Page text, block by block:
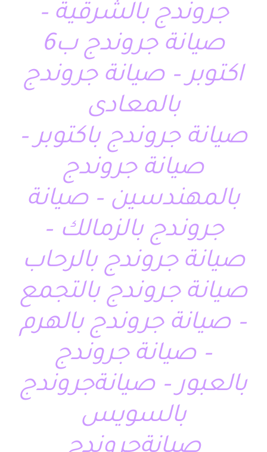
جروندج بالشرقية –
صيانة جروندج ب6
اكتوبر – صيانة جروندج
بالمعادى
صيانة جروندج باكتوبر –
صيانة جروندج
بالمهندسين – صيانة
جروندج بالزمالك –
صيانة جروندج بالرحاب
صيانة جروندج بالتجمع
– صيانة جروندج بالهرم
– صيانة جروندج
بالعبور – صيانةجروندج
بالسويس